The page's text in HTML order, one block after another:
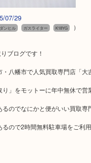
07/29
ンヒル ガスライター K18YG
）
ブログです！
八幡市で人気買取専門店「大
」をモットーに年中無休で営
のでなにかと便がいい買取専
ので2時間無料駐車場をご利